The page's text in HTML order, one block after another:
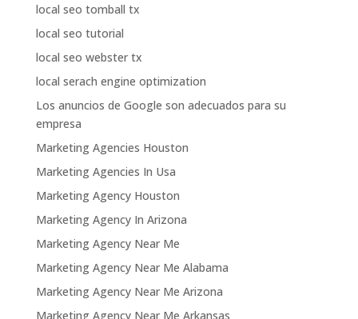
local seo tomball tx
local seo tutorial
local seo webster tx
local serach engine optimization
Los anuncios de Google son adecuados para su
empresa
Marketing Agencies Houston
Marketing Agencies In Usa
Marketing Agency Houston
Marketing Agency In Arizona
Marketing Agency Near Me
Marketing Agency Near Me Alabama
Marketing Agency Near Me Arizona
Marketing Agency Near Me Arkansas